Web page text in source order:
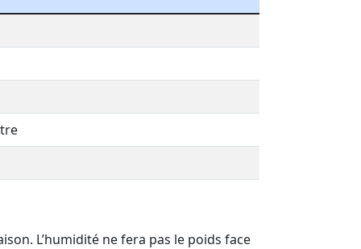
L’humidité ne fera pas le poids face